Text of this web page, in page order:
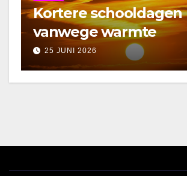
Kortere schooldagen
vanwege warmte
25 JUNI 2026